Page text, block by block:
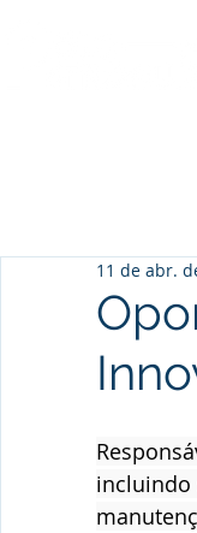
11 de abr.
incluindo